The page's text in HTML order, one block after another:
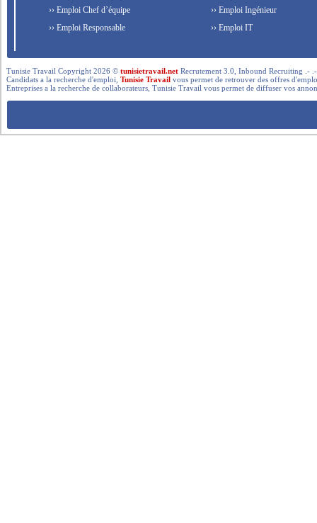
›› Emploi Chef d’équipe
›› Emploi Responsable
›› Emploi Ingénieur
›› Emploi IT
Tunisie Travail Copyright 2026 ©tunisietravail.net Recrutement 3.0, Inbound Recruiting .-
Candidats a la recherche d'emploi,Tunisie Travail vous permet de retrouver des offres
Entreprises a la recherche de collaborateurs, Tunisie Travail vous permet de diffuser vos